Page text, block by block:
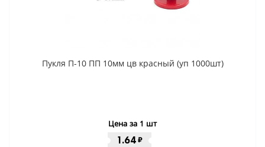
Пукля П-10 ПП 10мм цв красный (уп 1000шт)
Цена за 1 шт
1.64₽